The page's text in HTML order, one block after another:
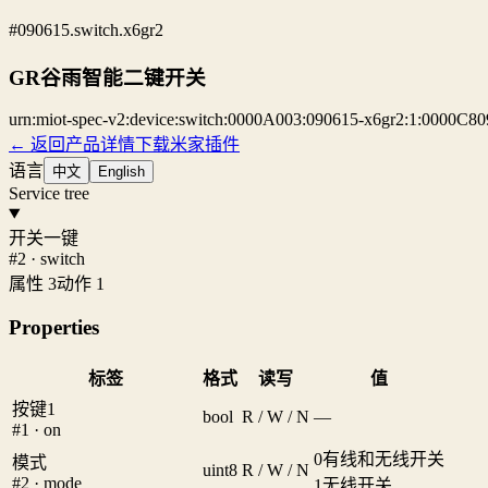
#090615.switch.x6gr2
GR谷雨智能二键开关
urn:miot-spec-v2:device:switch:0000A003:090615-
← 返回产品详情下载米家插件
语言 中文 English
Service tree
开关一键
#2 · switch
属性 3动作 1
Properties
标签 格式 读写
值
按键1
#1 · on
bool R / W / N —
模式
#2 · mode
uint8 R / W / N
0有线和无线开关